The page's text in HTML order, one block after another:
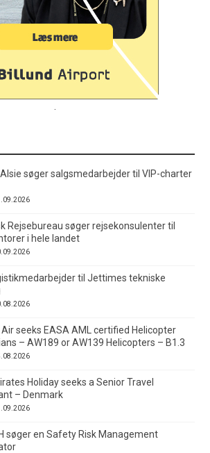
søger salgsmedarbejder til VIP-charter
Rejsebureau søger rejsekonsulenter til
i hele landet
til Jettimes tekniske
Air seeks EASA AML certified Helicopter
– AW189 or AW139 Helicopters – B1.3
Holiday seeks a Senior Travel
– Denmark
søger en Safety Risk Management